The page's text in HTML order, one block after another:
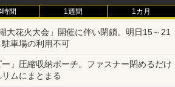
時間 1週間 1カ月
大花火大会」開催に伴い閉鎖。明日15～21
車場の利用不可
」圧縮収納ポーチ。ファスナー閉めるだけ
ムにまとまる